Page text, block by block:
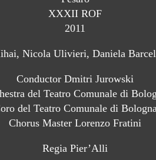
XXXII ROF
2011
Nicola Ulivieri, Daniela
Conductor Dmitri Jurowski
del Teatro Comunale di
del Teatro Comunale di Bologna
Chorus Master Lorenzo Fratini
Regia Pier’Alli